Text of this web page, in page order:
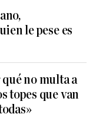
le pese es
no multa a
topes que van